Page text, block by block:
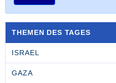
THEMEN DES TAGES
ISRAEL
GAZA